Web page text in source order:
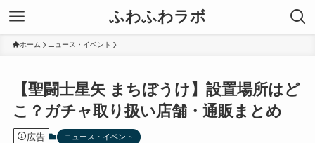
ふわふわラボ
ホーム ニュース・イベント
【聖闘士星矢 まちぼうけ】設置場所はど
こ？ガチャ取り扱い店舗・通販まとめ
広告 ニュース・イベント